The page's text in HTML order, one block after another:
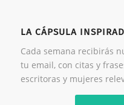
LA CÁPSULA
Cada semana recibirás
tu email, con citas y
escritoras y mujeres